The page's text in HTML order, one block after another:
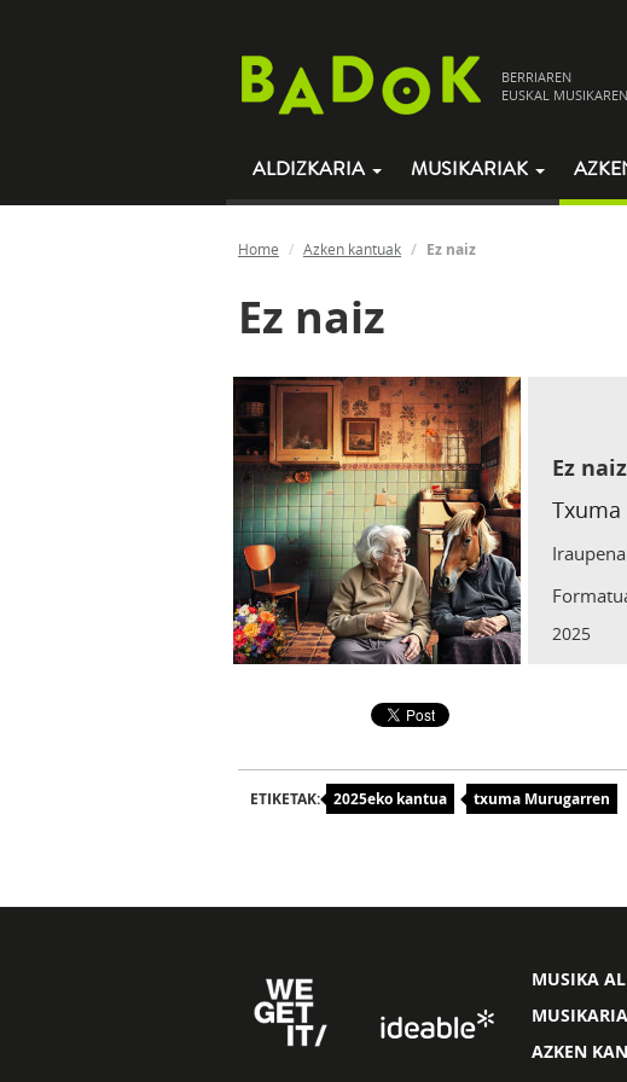
BERRIAREN
EUSKAL
ALDIZKARIA MUSIKARIAK
Home Azken kantuak Ez naiz
Ez naiz
Ez naiz
2025
ETIKETAK: 2025eko kantua txuma Murugarren
MUSIKA
AZKEN